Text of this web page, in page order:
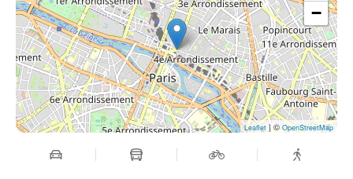
−
Leaflet | ©OpenStreetMap